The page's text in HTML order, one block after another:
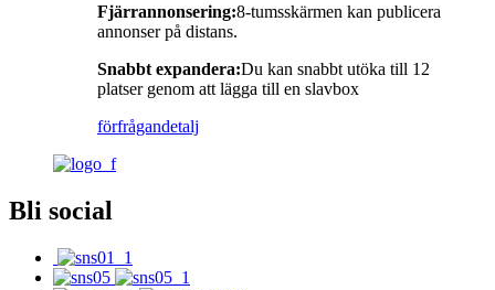
Fjärrannonsering:8-tumsskärmen kan publicera
annonser på distans.
Snabbt expandera:Du kan snabbt utöka till 12
platser genom att lägga till en slavbox
förfrågandetalj
Bli social